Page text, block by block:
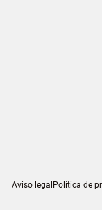
Aviso legalPolítica de